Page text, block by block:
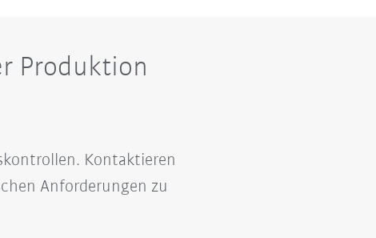
Produktion
Kontaktieren
Anforderungen zu